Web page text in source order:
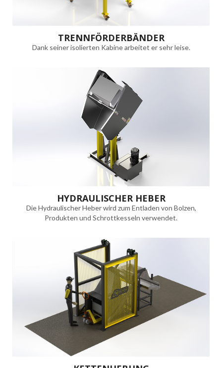
TRENNFÖRDERBÄNDER
Dank seiner isolierten Kabine arbeitet er sehr leise.
HYDRAULISCHER HEBER
Die Hydraulischer Heber wird zum Entladen von Bolzen,
Produkten und Schrottkesseln verwendet.